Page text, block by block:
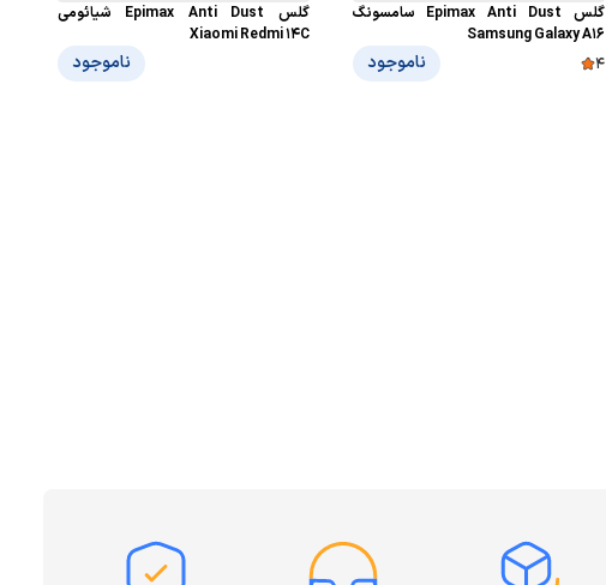
گلس Epimax Anti Dust سامسونگ
Samsung Galaxy A16
4
ناموجود
گلس Epimax Anti Dust شیائومی
Xiaomi Redmi 14C
ناموجود